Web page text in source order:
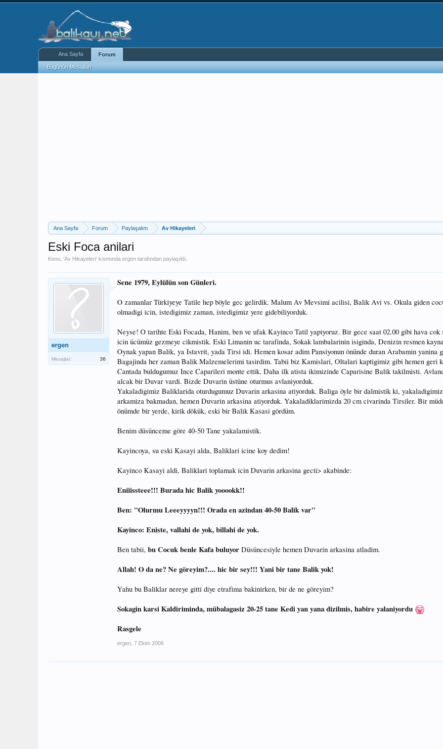
Ana Sayfa Forum Paylaşalım Av Hikayeleri
Eski Foca anilari
Konu, 'Av Hikayeleri' kısmında ergen tarafından paylaşıldı.
ergen
Mesajlar: 36
Sene 1979, Eylülün son Günleri.
O zamanlar Türkiyeye Tatile hep böyle gec gelirdik. Malum Av Mevsimi acilisi, Balik Avi vs. Okula giden
olmadigi icin, istedigimiz zaman, istedigimiz yere gidebiliyorduk.
Neyse! O tarihte Eski Focada, Hanim, ben ve ufak Kayinco Tatil yapiyoruz. Bir gece saat 02.00 gibi hava cok
icin ücümüz gezmeye cikmistik. Eski Limanin uc tarafinda, Sokak lambalarinin isiginda, Denizin resmen
Oynak yapan Balik, ya Istavrit, yada Tirsi idi. Hemen kosar adim Pansiyonun önünde duran Arabamin yanina
Bagajinda her zaman Balik Malzemelerimi tasirdim. Tabii biz Kamislari, Oltalari kaptigimiz gibi hemen geri
Cantada buldugumuz Ince Caparileri monte ettik. Daha ilk atista ikimizinde Caparisine Balik takilmisti.
alcak bir Duvar vardi. Bizde Duvarin üstüne oturmus avlaniyorduk.
Yakaladigimiz Baliklarida oturdugumuz Duvarin arkasina atiyorduk. Baliga öyle bir dalmistik ki,
arkamiza bakmadan, hemen Duvarin arkasina atiyorduk. Yakaladiklarimizda 20 cm civarinda Tirsiler. Bir
önümde bir yerde, kirik dökük, eski bir Balik Kasasi gördüm.
Benim düsünceme göre 40-50 Tane yakalamistik.
Kayincoya, su eski Kasayi alda, Baliklari icine koy dedim!
Kayinco Kasayi aldi, Baliklari toplamak icin Duvarin arkasina gecti> akabinde:
Eniiissteee!!! Burada hic Balik yooookk!!
Ben: "Olurmu Leeeyyyyn!!! Orada en azindan 40-50 Balik var"
Kayinco: Eniste, vallahi de yok, billahi de yok.
Ben tabii, bu Cocuk benle Kafa buluyor Düsüncesiyle hemen Duvarin arkasina atladim.
Allah! O da ne? Ne göreyim?.... hic bir sey!!! Yani bir tane Balik yok!
Yahu bu Baliklar nereye gitti diye etrafima bakinirken, bir de ne göreyim?
Sokagin karsi Kaldiriminda, mübalagasiz 20-25 tane Kedi yan yana dizilmis, habire yalaniyordu
Rasgele
ergen 7 Ekim 2006
Ana Sayfa Forum
Bugünün Mesajları